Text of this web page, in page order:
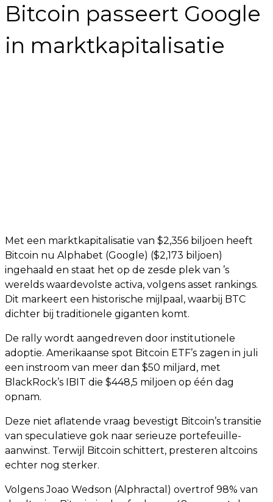
Bitcoin passeert Google
in marktkapitalisatie
Met een marktkapitalisatie van $2,356 biljoen heeft
Bitcoin nu Alphabet (Google) ($2,173 biljoen)
ingehaald en staat het op de zesde plek van ’s
werelds waardevolste activa, volgens asset rankings.
Dit markeert een historische mijlpaal, waarbij BTC
dichter bij traditionele giganten komt.
De rally wordt aangedreven door institutionele
adoptie. Amerikaanse spot Bitcoin ETF’s zagen in juli
een instroom van meer dan $50 miljard, met
BlackRock’s IBIT die $448,5 miljoen op één dag
opnam.
Deze niet aflatende vraag bevestigt Bitcoin’s transitie
van speculatieve gok naar serieuze portefeuille-
aanwinst. Terwijl Bitcoin schittert, presteren altcoins
echter nog sterker.
Volgens Joao Wedson (Alphractal) overtrof 98% van